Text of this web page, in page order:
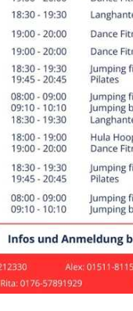
e. V.
e. V.
mit dem Ziel, über
insbesondere Rad-
jung bleiben"
bietet derSC DJK
dann gemeinsam mit
Jahren